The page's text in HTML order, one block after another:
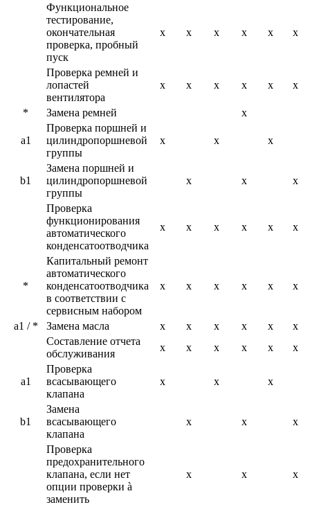
Функциональное
тестирование,
окончательная
проверка, пробный
пуск
x x x x x x
Проверка ремней и
лопастей
вентилятора
x x x x x x
* Замена ремней x
a1
Проверка поршней и
цилиндропоршневой
группы
x x x
b1
Замена поршней и
цилиндропоршневой
группы
x x x
Проверка
функционирования
автоматического
конденсатоотводчика
x x x x x x
*
Капитальный ремонт
автоматического
конденсатоотводчика
в соответствии с
сервисным набором
x x x x x x
a1 / * Замена масла x x x x x
x
Составление отчета
обслуживания
x x x x x x
a1
Проверка
всасывающего
клапана
x x x
b1
Замена
всасывающего
клапана
x x x
Проверка
предохранительного
клапана, если нет
опции проверки à
заменить
x x x